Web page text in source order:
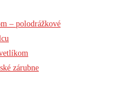
– polodrážkové
zárubne